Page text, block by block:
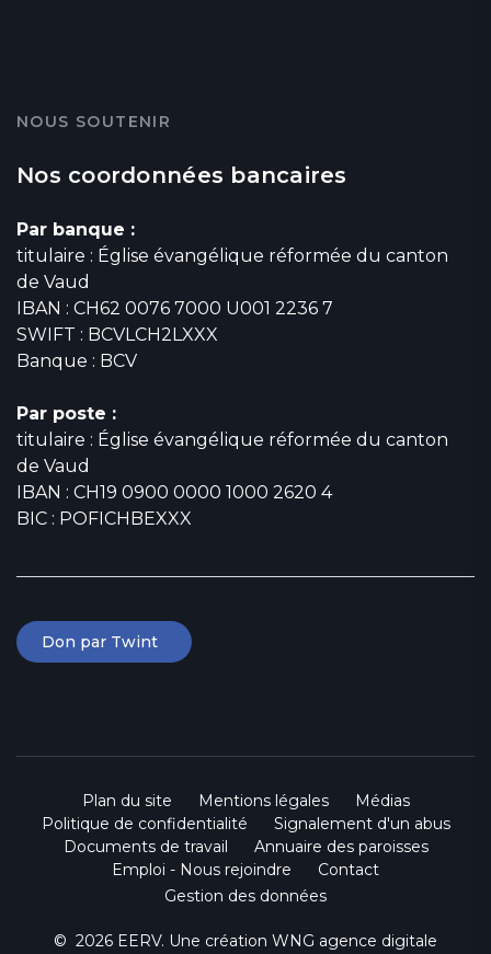
NOUS SOUTENIR
Nos coordonnées bancaires
Par banque :
titulaire : Église évangélique réformée du canton
de Vaud
IBAN : CH62 0076 7000 U001 2236 7
SWIFT : BCVLCH2LXXX
Banque : BCV
Par poste :
titulaire : Église évangélique réformée du canton
de Vaud
IBAN : CH19 0900 0000 1000 2620 4
BIC : POFICHBEXXX
Don par Twint
Plan du site Mentions légales
Médias
Politique de confidentialité
Signalement d'un abus
Documents de travail
Annuaire des paroisses
Emploi - Nous rejoindre
Contact
Gestion des données
© 2026 EERV. Une création WNG agence digitale